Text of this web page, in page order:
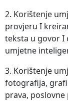
2. Korištenje
provjeru I
teksta u govor I
umjetne
3. Korištenje
fotografija,
prava,